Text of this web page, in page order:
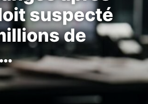
suspecté
de